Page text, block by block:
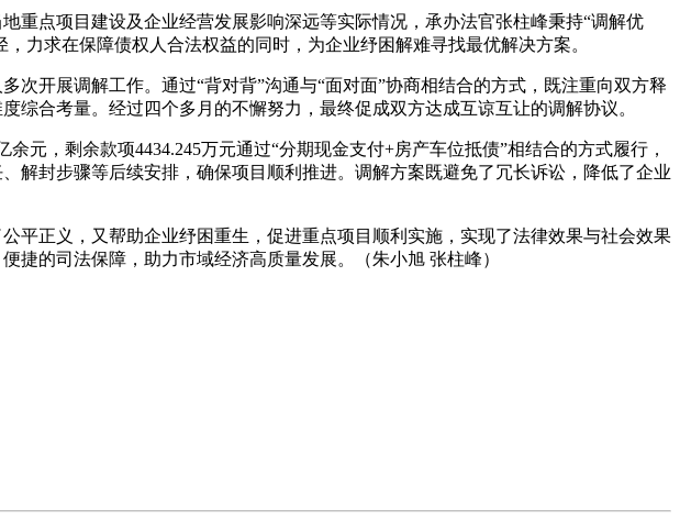
重点项目建设及企业经营发展影响深远等实际情况，承办法官张柱峰秉持“调解优
力求在保障债权人合法权益的同时，为企业纾困解难寻找最优解决方案。
开展调解工作。通过“背对背”沟通与“面对面”协商相结合的方式，既注重向双方释
合考量。经过四个多月的不懈努力，最终促成双方达成互谅互让的调解协议。
元，剩余款项4434.245万元通过“分期现金支付+房产车位抵债”相结合的方式履行，
解封步骤等后续安排，确保项目顺利推进。调解方案既避免了冗长诉讼，降低了企业
平正义，又帮助企业纾困重生，促进重点项目顺利实施，实现了法律效果与社会效果
捷的司法保障，助力市域经济高质量发展。（朱小旭 张柱峰）